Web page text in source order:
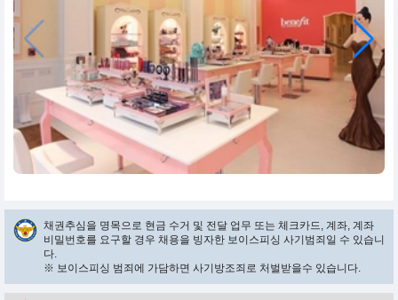
채권추심을 명목으로 현금 수거 및 전달 업무 또는 체크카드, 계좌, 계좌
비밀번호를 요구할 경우 채용을 빙자한 보이스피싱 사기범죄일 수 있습니
다.
※ 보이스피싱 범죄에 가담하면 사기방조죄로 처벌받을수 있습니다.